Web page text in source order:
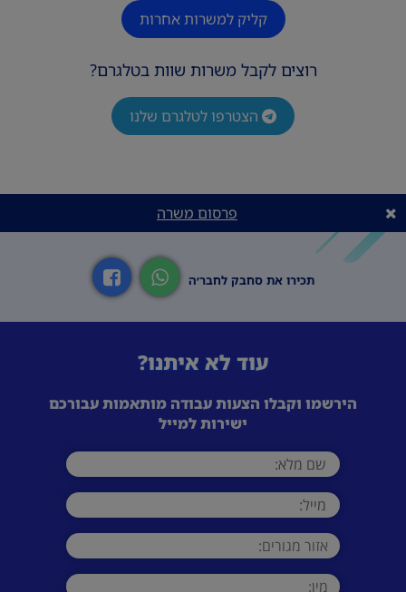
קליק למשרות אחרות
רוצים לקבל משרות שוות בטלגרם?
הצטרפו לטלגרם שלנו
פרסום משרה
תכירו את סחבק לחבר׳ה
עוד לא איתנו?
הירשמו וקבלו הצעות עבודה מותאמות עבורכם
ישירות למייל